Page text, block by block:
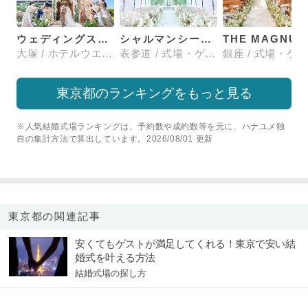
ウェディングスホテル・ベルクラシック東京
大塚 / ホテルウエディング
シャルマンシーナTOKYO
表参道 / 式場・ゲストハウス
東京都のランキングをもっと見る
※人気結婚式場ランキングは、予約数や成約数等を元に、ハナユメ独
自の集計方法で算出しています。2026/08/01 更新
東京都の関連記事
安くてもゲストが満足してくれる！東京で安い結
婚式を叶える方法
結婚式場の探し方